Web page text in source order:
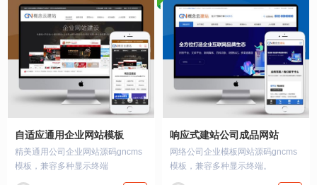
自适应通用企业网站模板
精美通用公司企业网站源码gncms
模板，兼容多种显示终端
响应式建站公司成品网站
网络公司企业模板网站源码gncms
模板，兼容多种显示终端。